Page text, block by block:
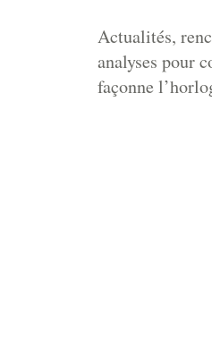
Actualités,
analyses pour
façonne